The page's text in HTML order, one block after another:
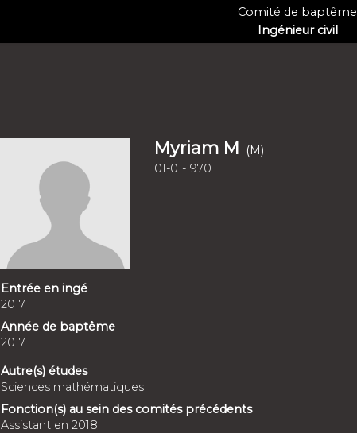
Comité de baptême
Ingénieur civil
Myriam M
(M)
01-01-1970
Entrée en ingé
2017
Année de baptême
2017
Autre(s) études
Sciences mathématiques
Fonction(s) au sein des comités précédents
Assistant en 2018